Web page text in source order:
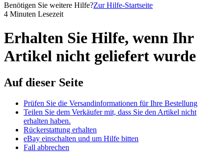
Benötigen Sie weitere Hilfe?Zur Hilfe-Startseite
4 Minuten Lesezeit
Erhalten Sie Hilfe, wenn Ihr
Artikel nicht geliefert wurde
Auf dieser Seite
Prüfen Sie die Versandinformationen für Ihre Bestellung
Teilen Sie dem Verkäufer mit, dass Sie den Artikel nicht
erhalten haben.
Rückerstattung erhalten
eBay einschalten und um Hilfe bitten
Fall abbrechen